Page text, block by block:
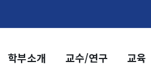
학부소개 교수/연구 교육
교수/연구